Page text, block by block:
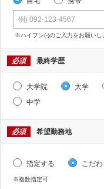
※ハイフン(-)のご入力をお願いし
必須 最終学歴
大学院 大学
中学
必須 希望勤務地
指定する こだ
※複数指定可